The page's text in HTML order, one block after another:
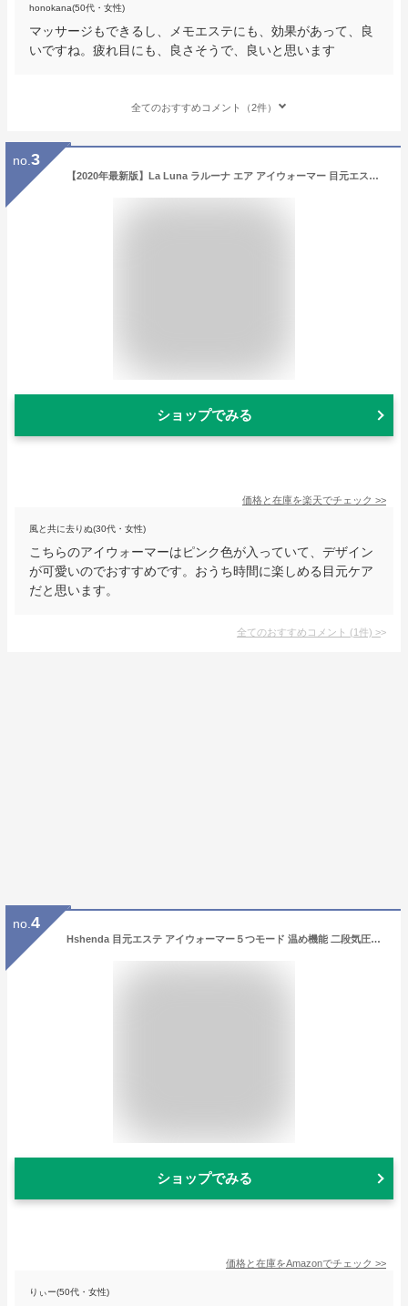
honokana(50代・女性)
マッサージもできるし、メモエステにも、効果があって、良
いですね。疲れ目にも、良さそうで、良いと思います
全てのおすすめコメント（2件）
no. 3
【2020年最新版】La Luna ラルーナ エア アイウォーマー 目元エステ USB充電 目もと 男女兼用 おうち時間 ギフト プレゼント 目元ケア 国内正規メーカー
ショップでみる
価格と在庫を楽天でチェック >>
風と共に去りぬ(30代・女性)
こちらのアイウォーマーはピンク色が入っていて、デザイン
が可愛いのでおすすめです。おうち時間に楽しめる目元ケア
だと思います。
全てのおすすめコメント (1件) >
no. 4
Hshenda 目元エステ アイウォーマー５つモード 温め機能 二段気圧機能 Bluetooth音楽機能 15分タイマー 日本語音声放送 ホットアイマスク 目元美顔器 USB充電式 180度二つ折り 携帯便利 日本語説明書 プレゼント (炭素繊维)
ショップでみる
価格と在庫をAmazonでチェック >>
りぃー(50代・女性)